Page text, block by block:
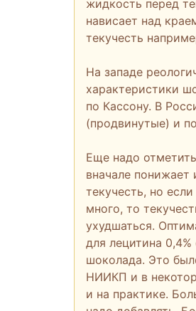
жидкость перед
нависает над
текучесть
На западе
характеристики
по Кассону. В
(продвинутые) и
Еще надо
вначале понижает
текучесть, но
много, то
ухудшаться.
для лецитина
шоколада. Это
НИИКП и в
и на практике.